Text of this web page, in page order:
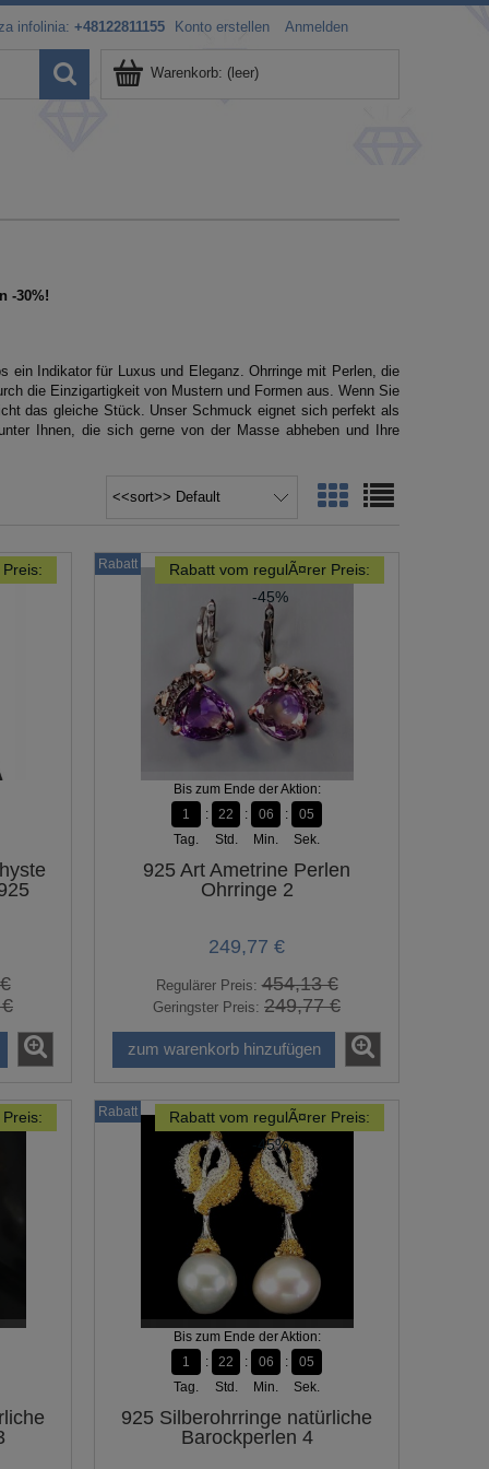
infolinia: +48122811155 Konto erstellen Anmelden
Warenkorb: (leer)
-30%!
ein Indikator für Luxus und Eleganz. Ohrringe mit Perlen, die
die Einzigartigkeit von Mustern und Formen aus. Wenn Sie
das gleiche Stück. Unser Schmuck eignet sich perfekt als
Ihnen, die sich gerne von der Masse abheben und Ihre
Rabatt vom regulÃ¤rer Preis:
-45%
Bis zum Ende der Aktion:
1
Tag.
22
Std.
06
Min.
04
Sek.
925 Art Ametrine Perlen
Ohrringe 2
249,77 €
Regulärer Preis:454,13 €
Geringster Preis: 249,77 €
zum warenkorb hinzufügen
Rabatt
Rabatt vom regulÃ¤rer Preis:
-45%
Bis zum Ende der Aktion:
1
Tag.
22
Std.
06
Min.
04
Sek.
925 Silberohrringe natürliche
Barockperlen 4
Rabatt